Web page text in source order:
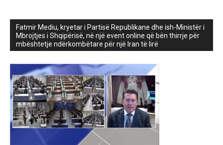
Fatmir Mediu, kryetar i Partisë Republikane dhe ish-Ministër i
Mbrojtjes i Shqipërisë, në një event online që bën thirrje për
mbështetje ndërkombëtare për një Iran të lirë